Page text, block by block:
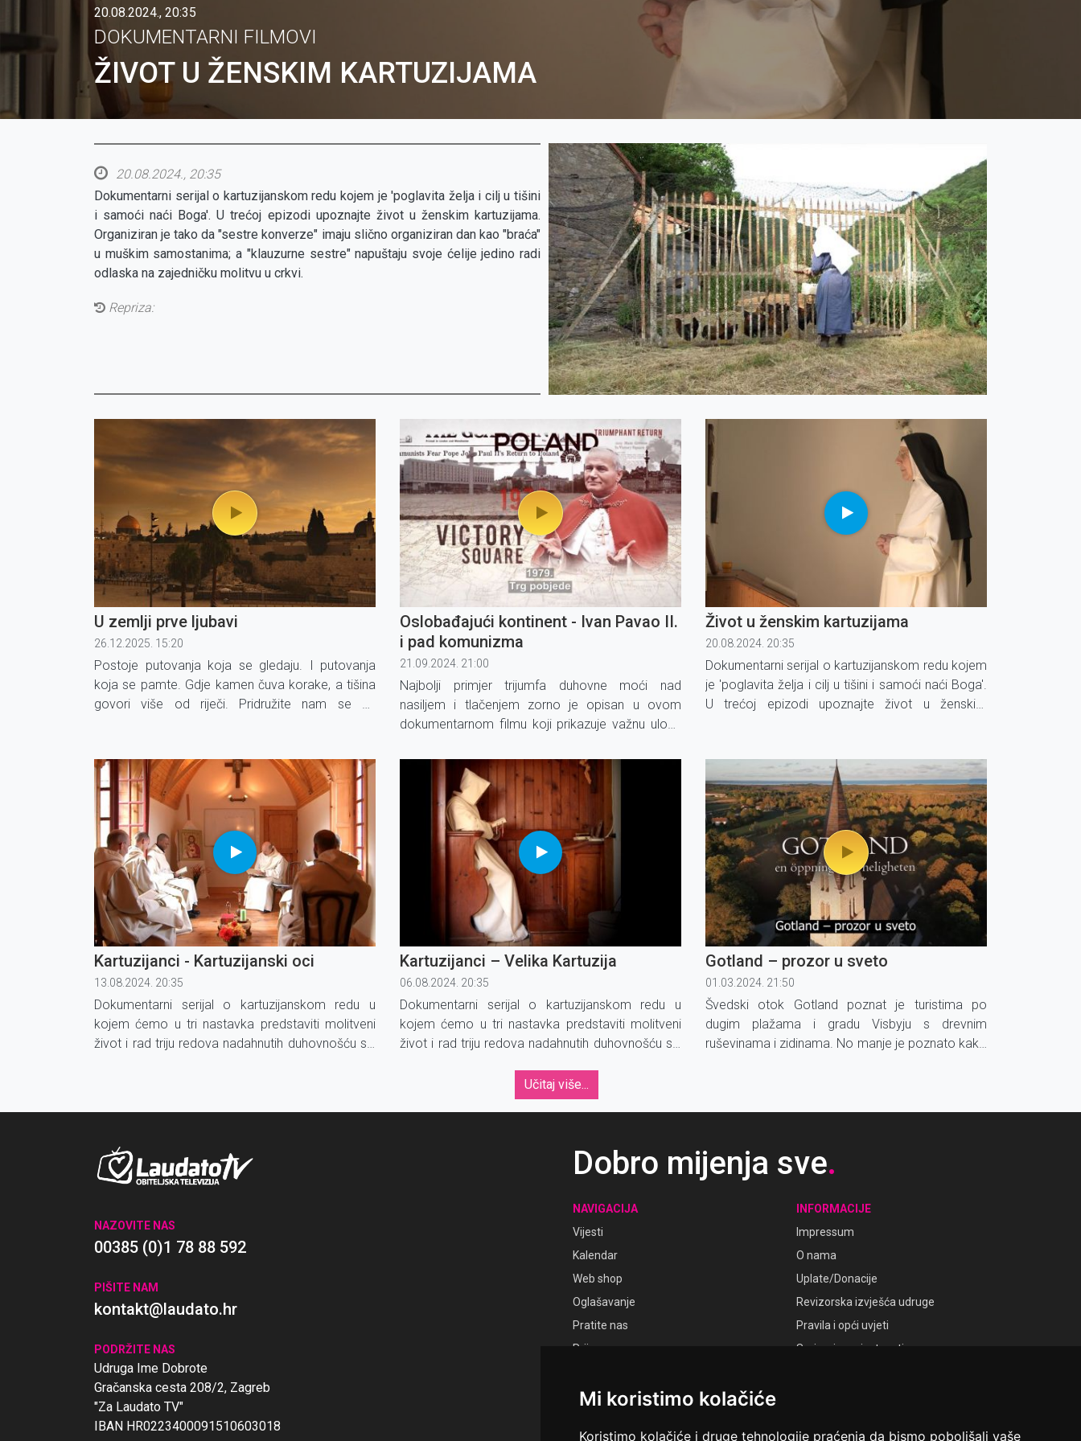
Mi koristimo kolačiće
Koristimo kolačiće i druge tehnologije praćenja da bismo poboljšali vaše
20.08.2024., 20:35
DOKUMENTARNI FILMOVI
ŽIVOT U ŽENSKIM KARTUZIJAMA
20.08.2024., 20:35
Dokumentarni serijal o kartuzijanskom redu kojem je 'poglavita želja i cilj u tišini
i samoći naći Boga'. U trećoj epizodi upoznajte život u ženskim kartuzijama.
Organiziran je tako da "sestre konverze" imaju slično organiziran dan kao "braća"
u muškim samostanima; a "klauzurne sestre" napuštaju svoje ćelije jedino radi
odlaska na zajedničku molitvu u crkvi.
Repriza:
U zemlji prve ljubavi
26.12.2025. 15:20
Postoje putovanja koja se gledaju. I putovanja
koja se pamte. Gdje kamen čuva korake, a tišina
govori više od riječi. Pridružite nam se na
Oslobađajući kontinent - Ivan Pavao II.
i pad komunizma
21.09.2024. 21:00
Najbolji primjer trijumfa duhovne moći nad
nasiljem i tlačenjem zorno je opisan u ovom
dokumentarnom filmu koji prikazuje važnu ulogu
oslobađanju srednje i istočne Europe.
Život u ženskim kartuzijama
20.08.2024. 20:35
Dokumentarni serijal o kartuzijanskom redu kojem
je 'poglavita želja i cilj u tišini i samoći naći Boga'.
U trećoj epizodi upoznajte život u ženskim
Kartuzijanci - Kartuzijanski oci
13.08.2024. 20:35
Dokumentarni serijal o kartuzijanskom redu u
kojem ćemo u tri nastavka predstaviti molitveni
život i rad triju redova nadahnutih duhovnošću sv.
Kartuzijanci – Velika Kartuzija
06.08.2024. 20:35
Dokumentarni serijal o kartuzijanskom redu u
kojem ćemo u tri nastavka predstaviti molitveni
život i rad triju redova nadahnutih duhovnošću sv.
Gotland – prozor u sveto
01.03.2024. 21:50
Švedski otok Gotland poznat je turistima po
dugim plažama i gradu Visbyju s drevnim
ruševinama i zidinama. No manje je poznato kako
Učitaj više...
NAZOVITE NAS
00385 (0)1 78 88 592
PIŠITE NAM
kontakt@laudato.hr
PODRŽITE NAS
Udruga Ime Dobrote
Gračanska cesta 208/2, Zagreb
"Za Laudato TV"
IBAN HR0223400091510603018
Dobro mijenja sve.
NAVIGACIJA
Vijesti
Kalendar
Web shop
Oglašavanje
Pratite nas
Prijava
INFORMACIJE
Impressum
O nama
Uplate/Donacije
Revizorska izvješća udruge
Pravila i opći uvjeti
Smjernice privatnosti